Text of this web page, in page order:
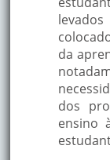
da
dos
ensino